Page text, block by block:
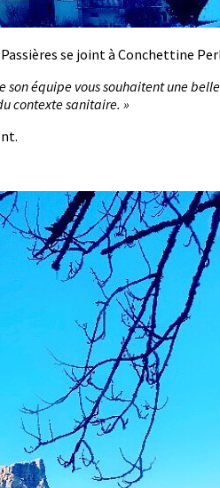
Passières se joint à Conchettine
son équipe vous souhaitent une
contexte sanitaire. »